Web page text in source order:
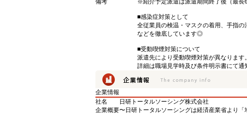
備考
※紹介予定派遣は派遣期間終了後（最長
■感染症対策として
全従業員の検温・マスクの着用、手指
などを徹底しています◎
■受動喫煙対策について
派遣先により受動喫煙対策が異なります。
詳細は職場見学時及び条件明示書にて通
企業情報
社名
日研トータルソーシング株式会社
企業概要〜日研トータルソーシングは経済産業省より